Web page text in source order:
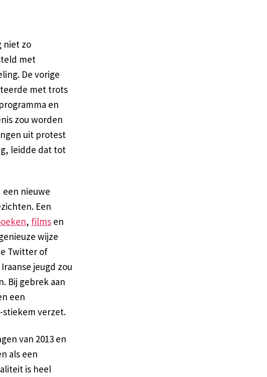
niet zo
met
De vorige
met trots
en
zou worden
uit protest
leidde dat tot
nieuwe
Een
, films en
wijze
Twitter of
jeugd zou
Bij gebrek aan
een
verzet.
van 2013 en
als een
is heel